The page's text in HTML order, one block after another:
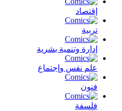
إقتصاد
تربية
إدارة وتنمية بشرية
علم نفس وإجتماع
فنون
فلسفة